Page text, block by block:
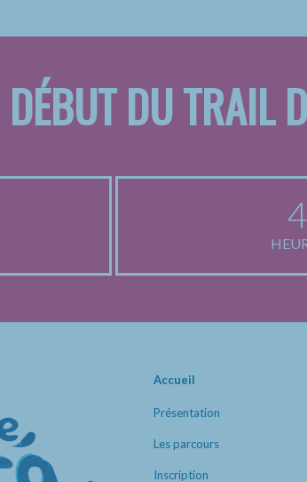
DÉBUT DU TRAIL
4
Accueil
Présentation
Les parcours
Inscription